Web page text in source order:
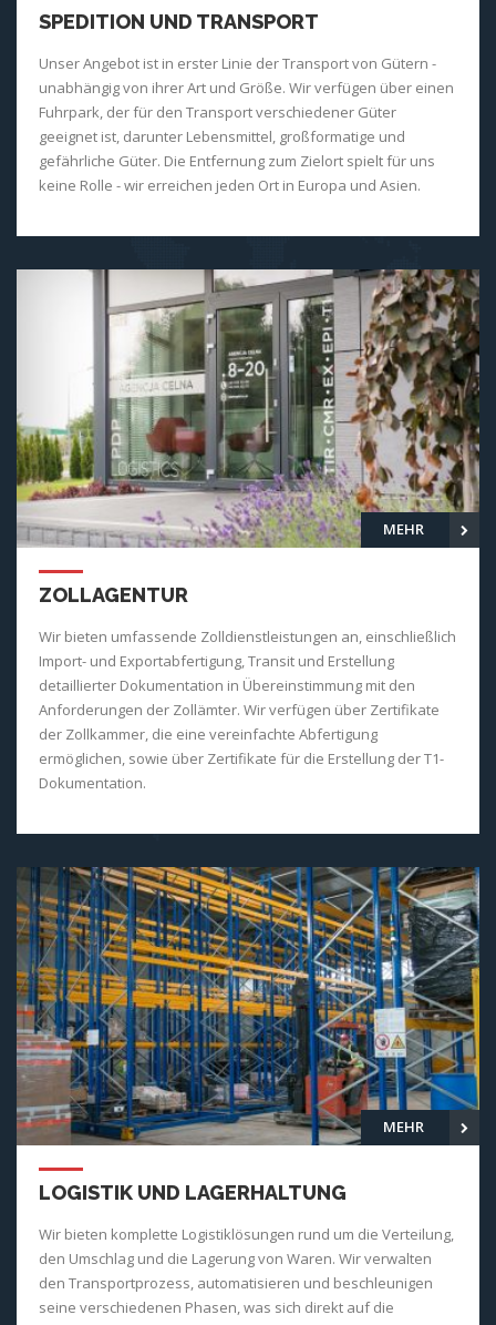
SPEDITION UND TRANSPORT
Unser Angebot ist in erster Linie der Transport von Gütern -
unabhängig von ihrer Art und Größe. Wir verfügen über einen
Fuhrpark, der für den Transport verschiedener Güter
geeignet ist, darunter Lebensmittel, großformatige und
gefährliche Güter. Die Entfernung zum Zielort spielt für uns
keine Rolle - wir erreichen jeden Ort in Europa und Asien.
MEHR
ZOLLAGENTUR
Wir bieten umfassende Zolldienstleistungen an, einschließlich
Import- und Exportabfertigung, Transit und Erstellung
detaillierter Dokumentation in Übereinstimmung mit den
Anforderungen der Zollämter. Wir verfügen über Zertifikate
der Zollkammer, die eine vereinfachte Abfertigung
ermöglichen, sowie über Zertifikate für die Erstellung der T1-
Dokumentation.
MEHR
LOGISTIK UND LAGERHALTUNG
Wir bieten komplette Logistiklösungen rund um die Verteilung,
den Umschlag und die Lagerung von Waren. Wir verwalten
den Transportprozess, automatisieren und beschleunigen
seine verschiedenen Phasen, was sich direkt auf die